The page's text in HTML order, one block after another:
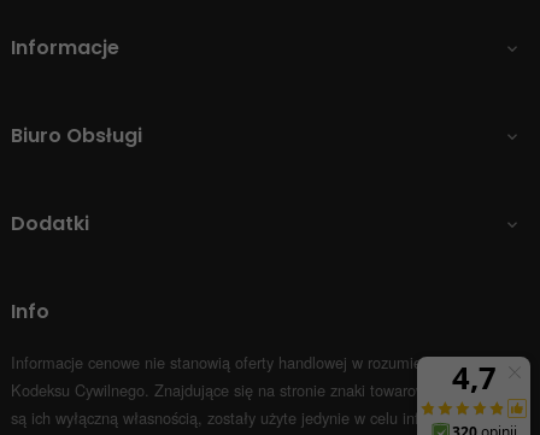
Informacje 
Biuro Obsługi 
Dodatki 
Info
Informacje cenowe nie stanowią oferty handlowej w rozumieniu Art.66 par.1
Kodeksu Cywilnego. Znajdujące się na stronie znaki towarowe i nazwy firm
są ich wyłączną własnością, zostały użyte jedynie w celu informacyjnym.